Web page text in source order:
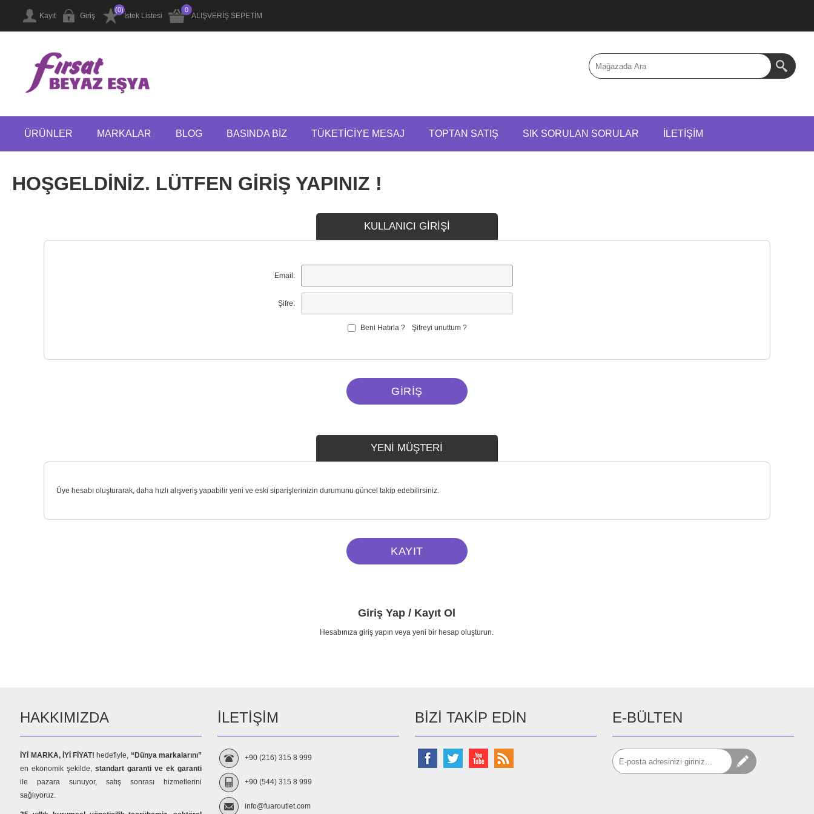
Kayıt Giriş İstek Listesi
(0)
ALIŞVERİŞ SEPETİM
0
ÜRÜNLER MARKALAR BLOG BASINDA BIZ TÜKETICIYE MESAJ TOPTAN SATIŞ SIK SORULAN SORULAR İLETIŞIM
HOŞGELDİNİZ. LÜTFEN GİRİŞ YAPINIZ !
KULLANICI GİRİŞİ
Email:
Şifre:
Beni Hatırla ? Şifreyi unuttum ?
YENİ MÜŞTERİ
Üye hesabı oluşturarak, daha hızlı alışveriş yapabilir yeni ve eski siparişlerinizin durumunu güncel takip edebilirsiniz.
Giriş Yap / Kayıt Ol
Hesabınıza giriş yapın veya yeni bir hesap oluşturun.
HAKKIMIZDA
İYİ MARKA, İYİ FİYAT! hedefiyle, “Dünya markalarını”
en ekonomik şekilde,standart garanti ve ek garanti
ile pazara sunuyor, satış sonrası hizmetlerini
sağlıyoruz.
İLETIŞIM
+90 (216) 315 8 999
+90 (544) 315 8 999
info@fuaroutlet.com
BIZI TAKIP EDIN E-BÜLTEN